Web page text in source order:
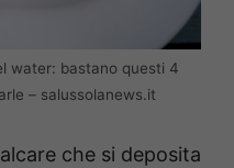
water: bastano questi 4
– salussolanews.it
che si deposita